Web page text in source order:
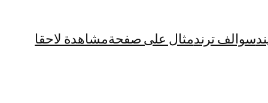
سوالف ترندمثال على صفحةمشاهدة لاحقا